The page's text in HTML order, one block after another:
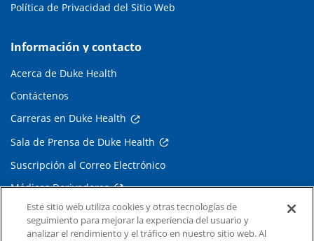
Política de Privacidad del Sitio Web
Información y contacto
Acerca de Duke Health
Contáctenos
Carreras en Duke Health
Sala de Prensa de Duke Health
Suscripción al Correo Electrónico
Médicos Derivadores
Enlaces relacionados
Este sitio web utiliza cookies y otras tecnologías de
seguimiento para mejorar la experiencia del usuario y
analizar el rendimiento y el tráfico en nuestro sitio web. Al